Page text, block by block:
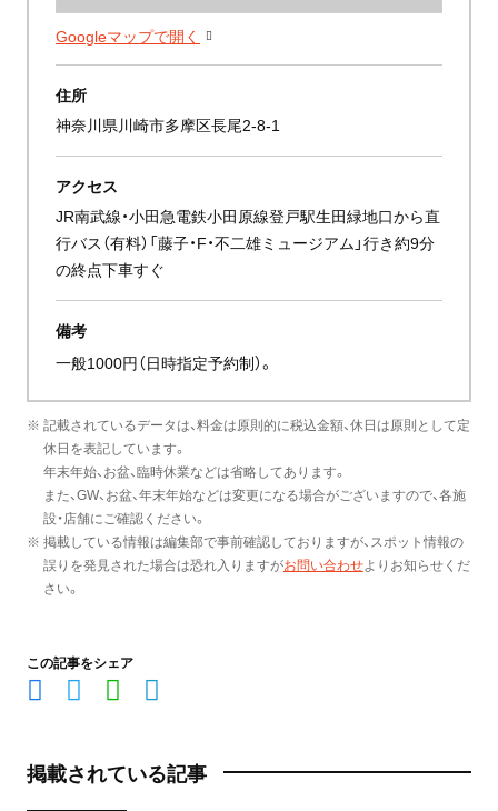
Googleマップで開く
住所
神奈川県川崎市多摩区長尾2-8-1
アクセス
JR南武線・小田急電鉄小田原線登戸駅生田緑地口から直
行バス（有料）「藤子・F・不二雄ミュージアム」行き約9分
の終点下車すぐ
備考
一般1000円（日時指定予約制）。
※ 記載されているデータは、料金は原則的に税込金額、休日は原則として定
休日を表記しています。
年末年始、お盆、臨時休業などは省略してあります。
また、GW、お盆、年末年始などは変更になる場合がございますので、各施
設・店舗にご確認ください。
※ 掲載している情報は編集部で事前確認しておりますが、スポット情報の
誤りを発見された場合は恐れ入りますがお問い合わせよりお知らせくだ
さい。
この記事をシェア
掲載されている記事